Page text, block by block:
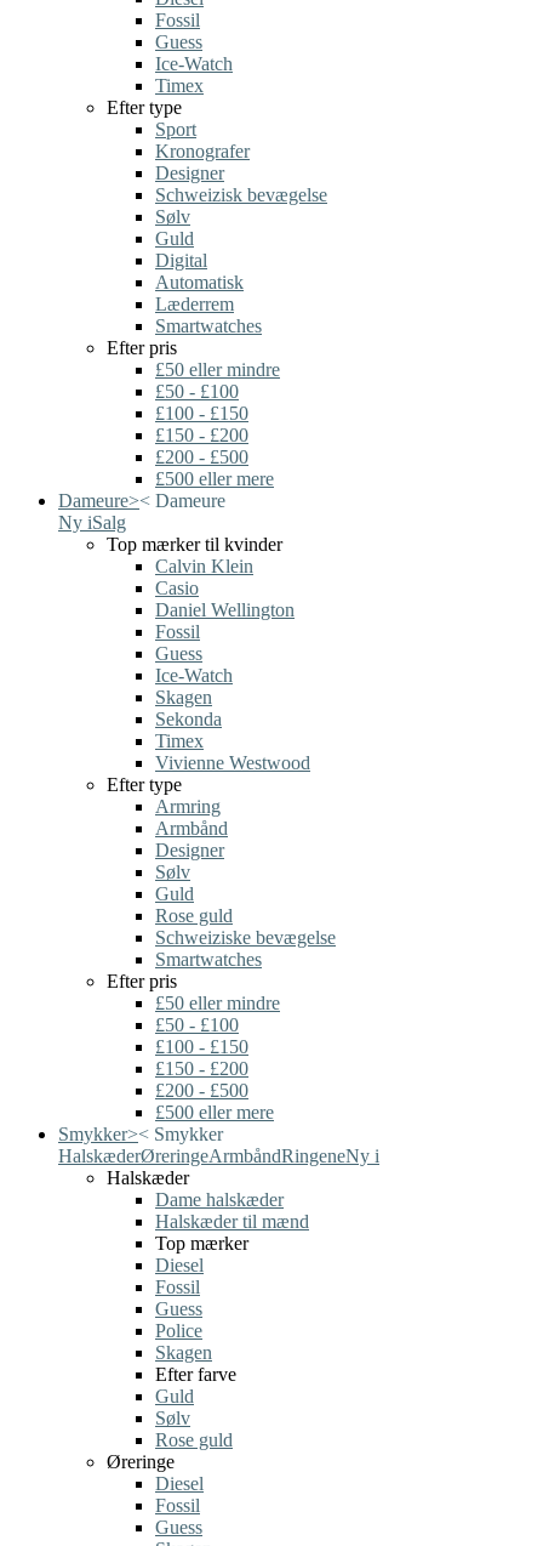
Fossil
Guess
Ice-Watch
Timex
Efter type
Sport
Kronografer
Designer
Schweizisk bevægelse
Sølv
Guld
Digital
Automatisk
Læderrem
Smartwatches
Efter pris
£50 eller mindre
£50 - £100
£100 - £150
£150 - £200
£200 - £500
£500 eller mere
Dameure>< Dameure
Ny iSalg
Top mærker til kvinder
Calvin Klein
Casio
Daniel Wellington
Fossil
Guess
Ice-Watch
Skagen
Sekonda
Timex
Vivienne Westwood
Efter type
Armring
Armbånd
Designer
Sølv
Guld
Rose guld
Schweiziske bevægelse
Smartwatches
Efter pris
£50 eller mindre
£50 - £100
£100 - £150
£150 - £200
£200 - £500
£500 eller mere
Smykker>< Smykker
HalskæderØreringeArmbåndRingeneNy i
Halskæder
Dame halskæder
Halskæder til mænd
Top mærker
Diesel
Fossil
Guess
Police
Skagen
Efter farve
Guld
Sølv
Rose guld
Øreringe
Diesel
Fossil
Guess